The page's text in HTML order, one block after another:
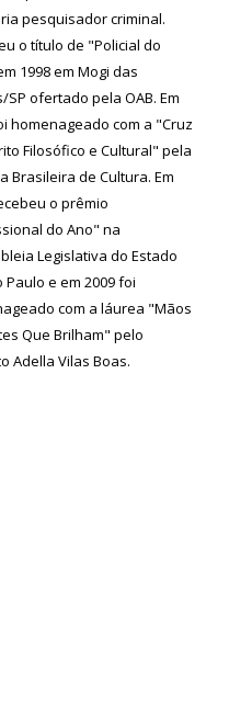
pesquisador criminal.
o título de "Policial do
1998 em Mogi das
SP ofertado pela OAB. Em
homenageado com a "Cruz
Filosófico e Cultural" pela
Brasileira de Cultura. Em
o prêmio
do Ano" na
Legislativa do Estado
Paulo e em 2009 foi
com a láurea "Mãos
Que Brilham" pelo
Adella Vilas Boas.